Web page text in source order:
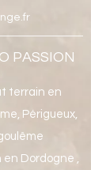
PASSION
terrain en
Périgueux,
Dordogne ,